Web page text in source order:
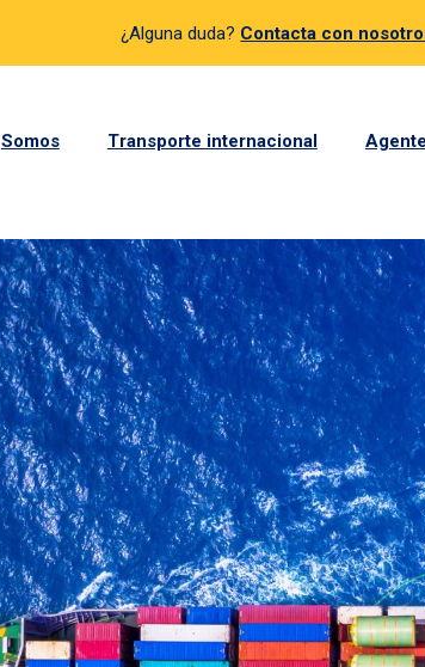
¿Alguna duda? Contacta con
Somos Transporte internacional